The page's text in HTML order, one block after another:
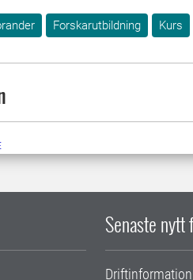
Forskarutbildning Kurs
Senaste nytt
Driftinformation